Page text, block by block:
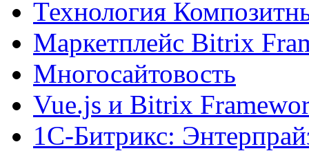
Технология
Маркетплейс Bitrix
Многосайтовость
Vue.js и Bitrix
1С-Битрикс: